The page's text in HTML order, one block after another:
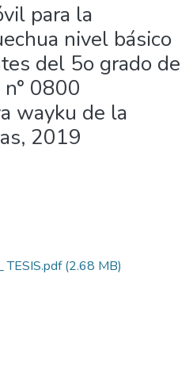
para la
nivel básico
del 5o grado de
0800
wayku de la
2019
TESIS.pdf(2.68 MB)